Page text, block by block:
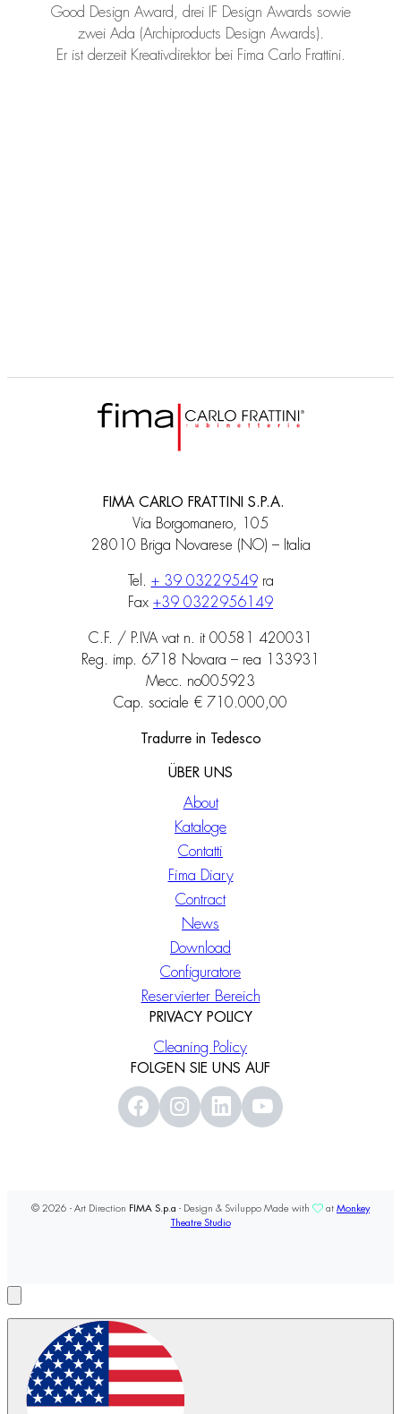
Good Design Award, drei IF Design Awards sowie
zwei Ada (Archiproducts Design Awards).
Er ist derzeit Kreativdirektor bei Fima Carlo Frattini.
FIMA CARLO FRATTINI S.P.A.
Via Borgomanero, 105
28010 Briga Novarese (NO) – Italia
Tel. + 39 03229549ra
Fax +39 0322956149
C.F. / P.IVA vat n. it 00581 420031
Reg. imp. 6718 Novara – rea 133931
Mecc. no005923
Cap. sociale € 710.000,00
Tradurre in Tedesco
ÜBER UNS
About
Kataloge
Contatti
Fima Diary
Contract
News
Download
Configuratore
Reservierter Bereich
PRIVACY POLICY
Cleaning Policy
FOLGEN SIE UNS AUF
© 2026 - Art Direction FIMA S.p.a - Design & Sviluppo Made with at Monkey
Theatre Studio